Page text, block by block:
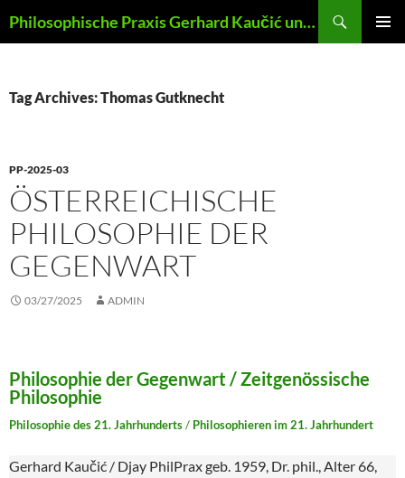
to
Philosophische Praxis Gerhard Kaučić und Anna Lydia Huber
Tag Archives: Thomas Gutknecht
PP-2025-03
ÖSTERREICHISCHE
PHILOSOPHIE DER
GEGENWART
03/27/2025 ADMIN
Philosophie der Gegenwart / Zeitgenössische
Philosophie
Philosophie des 21. Jahrhunderts/ Philosophieren im 21. Jahrhundert
Gerhard Kaučić / Djay PhilPrax geb. 1959, Dr. phil., Alter 66,